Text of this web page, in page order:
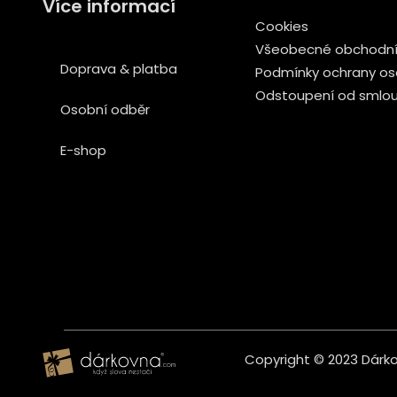
Více informací
Doprava & platba
Osobní odběr
E-shop
Cookies
Všeobecné
Podmínky ochrany
Odstoupení od
Copyright © 2023